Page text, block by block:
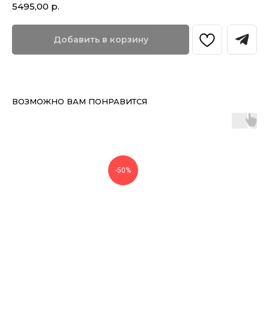
5495,00 р.
Добавить в корзину
ВОЗМОЖНО ВАМ ПОНРАВИТСЯ
-50%